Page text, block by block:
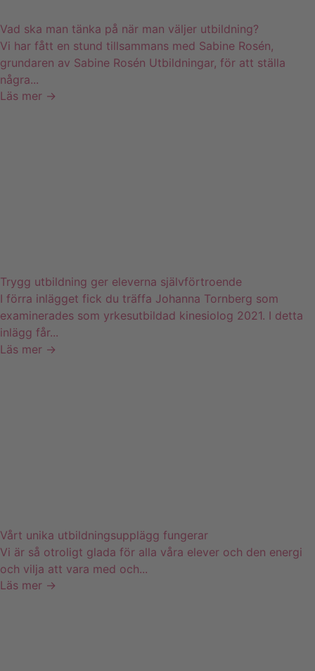
Vad ska man tänka på när man väljer utbildning?
Vi har fått en stund tillsammans med Sabine Rosén,
grundaren av Sabine Rosén Utbildningar, för att ställa
några...
Läs mer →
Trygg utbildning ger eleverna självförtroende
I förra inlägget fick du träffa Johanna Tornberg som
examinerades som yrkesutbildad kinesiolog 2021. I detta
inlägg får...
Läs mer →
Vårt unika utbildningsupplägg fungerar
Vi är så otroligt glada för alla våra elever och den energi
och vilja att vara med och...
Läs mer →